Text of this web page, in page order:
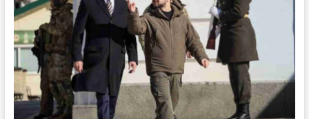
коштами
для
України